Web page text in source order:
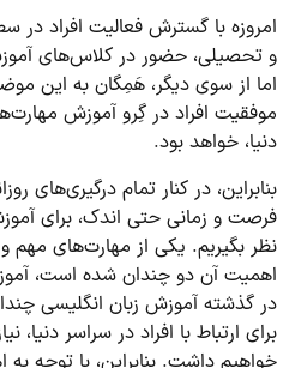
امروزه با گسترش فعالیت افراد
و تحصیلی، حضور در کلاس‌های
اما از سوی دیگر، هَمِگان به این
موفقیت افراد در گِرو آموزش
دنیا، خواهد بود.
بنابراین، در کنار تمام درگیری‌های
فرصت و زمانی حتی اندک، برای
نظر بگیریم. یکی از مهارت‌های مهم
اهمیت آن دو چندان شده است،
در گذشته آموزش زبان انگلیسی
برای ارتباط با افراد در سراسر دنیا،
خواهیم داشت. بنابراین، با توجه